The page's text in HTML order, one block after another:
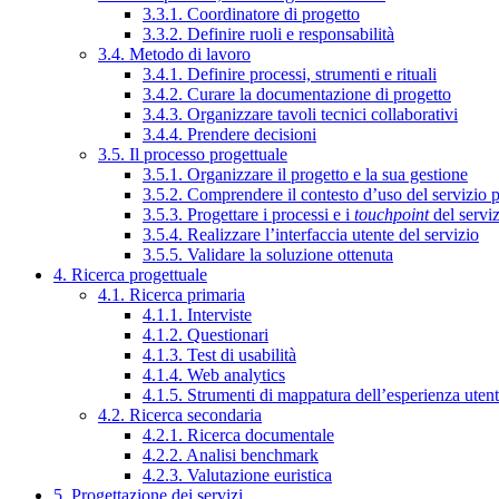
3.3.1. Coordinatore di progetto
3.3.2. Definire ruoli e responsabilità
3.4. Metodo di lavoro
3.4.1. Definire processi, strumenti e rituali
3.4.2. Curare la documentazione di progetto
3.4.3. Organizzare tavoli tecnici collaborativi
3.4.4. Prendere decisioni
3.5. Il processo progettuale
3.5.1. Organizzare il progetto e la sua gestione
3.5.2. Comprendere il contesto d’uso del servizio
3.5.3. Progettare i processi e i touchpointdel
3.5.4. Realizzare l’interfaccia utente del servizio
3.5.5. Validare la soluzione ottenuta
4. Ricerca progettuale
4.1. Ricerca primaria
4.1.1. Interviste
4.1.2. Questionari
4.1.3. Test di usabilità
4.1.4. Web analytics
4.1.5. Strumenti di mappatura dell’esperienza
4.2. Ricerca secondaria
4.2.1. Ricerca documentale
4.2.2. Analisi benchmark
4.2.3. Valutazione euristica
5. Progettazione dei servizi